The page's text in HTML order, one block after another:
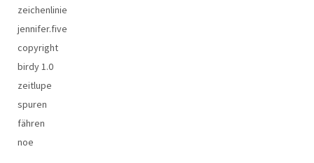
zeichenlinie
jennifer.five
copyright
birdy 1.0
zeitlupe
spuren
fähren
noe